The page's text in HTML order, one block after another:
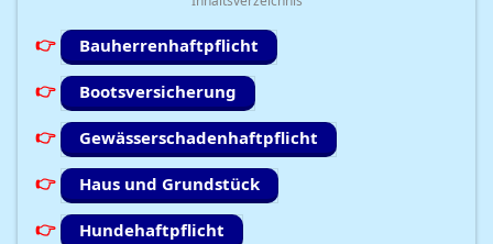
Bauherrenhaftpflicht
Bootsversicherung
Gewässerschadenhaftpflicht
Haus und Grundstück
Hundehaftpflicht